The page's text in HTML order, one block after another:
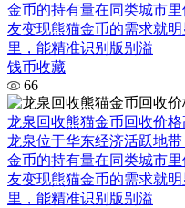
金币的持有量在同类城市
友变现熊猫金币的需求就
里，能精准识别版别溢
钱币收藏
66
龙泉回收熊猫金币回收价
龙泉位于华东经济活跃地
金币的持有量在同类城市
友变现熊猫金币的需求就
里，能精准识别版别溢